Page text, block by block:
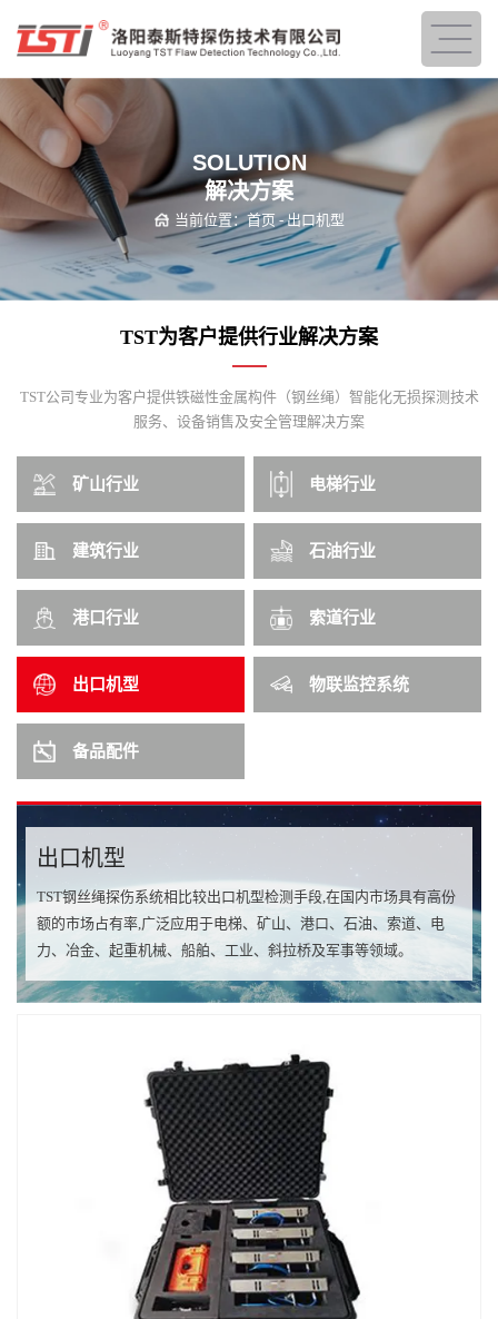
SOLUTION
解决方案
当前位置：首页-出口机型
TST为客户提供行业解决方案
TST公司专业为客户提供铁磁性金属构件（钢丝绳）智能化无损探测技术
服务、设备销售及安全管理解决方案
矿山行业 电梯行业
建筑行业 石油行业
港口行业 索道行业
出口机型 物联监控系统
备品配件
出口机型
TST钢丝绳探伤系统相比较出口机型检测手段,在国内市场具有高份
额的市场占有率,广泛应用于电梯、矿山、港口、石油、索道、电
力、冶金、起重机械、船舶、工业、斜拉桥及军事等领域。